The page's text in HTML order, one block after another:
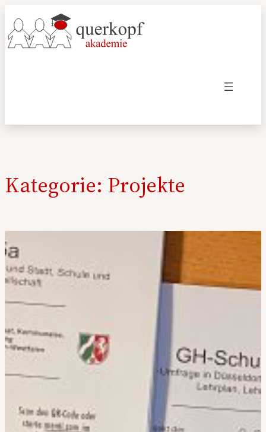
Inhalt
springen
Kategorie: Projekte